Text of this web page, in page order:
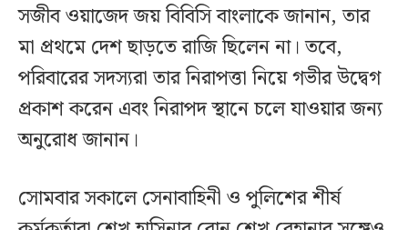
সজীব ওয়াজেদ জয় বিবিসি বাংলাকে জানান, তার
মা প্রথমে দেশ ছাড়তে রাজি ছিলেন না। তবে,
পরিবারের সদস্যরা তার নিরাপত্তা নিয়ে গভীর উদ্বেগ
প্রকাশ করেন এবং নিরাপদ স্থানে চলে যাওয়ার জন্য
অনুরোধ জানান।
সোমবার সকালে সেনাবাহিনী ও পুলিশের শীর্ষ